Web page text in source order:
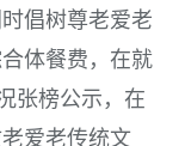
倡树尊老爱老
体餐费，在就
张榜公示，在
爱老传统文